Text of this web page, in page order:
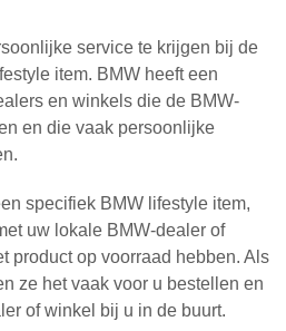
service te krijgen bij de
item. BMW heeft een
en winkels die de BMW-
en die vaak persoonlijke
specifiek BMW lifestyle item,
uw lokale BMW-dealer of
product op voorraad hebben. Als
ze het vaak voor u bestellen en
of winkel bij u in de buurt.